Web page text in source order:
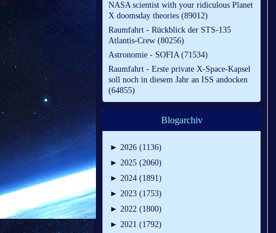
NASA scientist with your ridiculous Planet
X doomsday theories (89012)
Raumfahrt - Rückblick der STS-135
Atlantis-Crew (80256)
Astronomie - SOFIA (71534)
Raumfahrt - Erste private X-Space-Kapsel
soll noch in diesem Jahr an ISS andocken
(64855)
Blogarchiv
► 2026 (1136)
► 2025 (2060)
► 2024 (1891)
► 2023 (1753)
► 2022 (1800)
► 2021 (1792)